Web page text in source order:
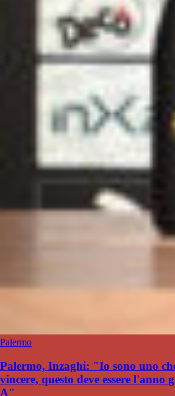
Palermo
Palermo, Inzaghi: "Io sono uno
vincere, questo deve essere l'anno
A"